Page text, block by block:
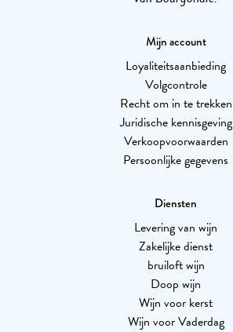
Mijn account
Loyaliteitsaanbieding
Volgcontrole
Recht om in te trekken
Juridische kennisgeving
Verkoopvoorwaarden
Persoonlijke gegevens
Diensten
Levering van wijn
Zakelijke dienst
bruiloft wijn
Doop wijn
Wijn voor kerst
Wijn voor Vaderdag